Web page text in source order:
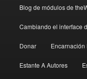
Blog de módulos de
Cambiando el interface
Donar Encarnación
Estante A Autores